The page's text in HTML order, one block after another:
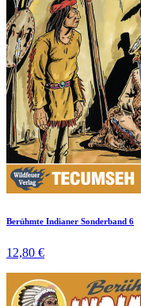
Berühmte Indianer Sonderband 6
12,80 €